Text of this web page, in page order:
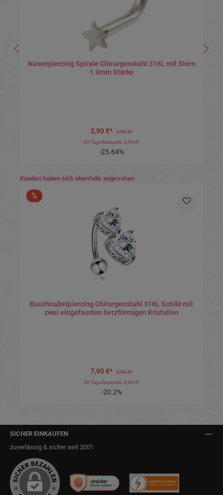
Nasenpiercing Spirale Chirurgenstahl 316L mit Stern
1.0mm Stärke
2,90 €*
3,90 €*
30 Tage Bestpreis: 3,90 €*
-25.64%
Produktgalerie überspringen
Kunden haben sich ebenfalls angesehen
%
Bauchnabelpiercing Chirurgenstahl 316L Schild mit
zwei eingefassten herzförmigen Kristallen
7,90 €*
9,90 €*
30 Tage Bestpreis: 9,90 €*
-20.2%
SICHER EINKAUFEN
zuverlässig & sicher seit 2001